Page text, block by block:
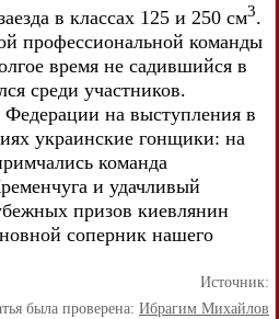
в классах 125 и 250 см3.
профессиональной команды
время не садившийся в
среди участников.
на выступления в
украинские гонщики: на
команда
и удачливый
призов киевлянин
соперник нашего
Источник:
была проверена: Ибрагим Михайлов